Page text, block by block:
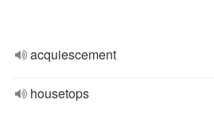
acquiescement
housetops